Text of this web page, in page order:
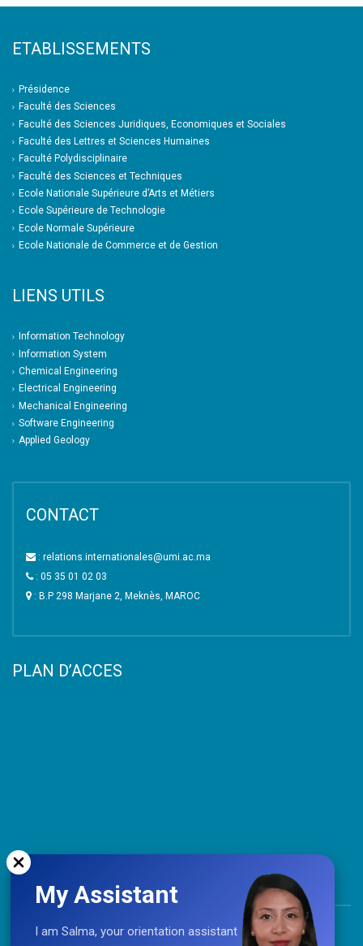
ETABLISSEMENTS
Présidence
Faculté des Sciences
Faculté des Sciences Juridiques, Economiques et Sociales
Faculté des Lettres et Sciences Humaines
Faculté Polydisciplinaire
Faculté des Sciences et Techniques
Ecole Nationale Supérieure d’Arts et Métiers
Ecole Supérieure de Technologie
Ecole Normale Supérieure
Ecole Nationale de Commerce et de Gestion
LIENS UTILS
Information Technology
Information System
Chemical Engineering
Electrical Engineering
Mechanical Engineering
Software Engineering
Applied Geology
CONTACT
: relations.internationales@umi.ac.ma
: 05 35 01 02 03
: B.P 298 Marjane 2, Meknès, MAROC
PLAN D’ACCES
TOP
My Assistant
I am Salma, your orientation assistant